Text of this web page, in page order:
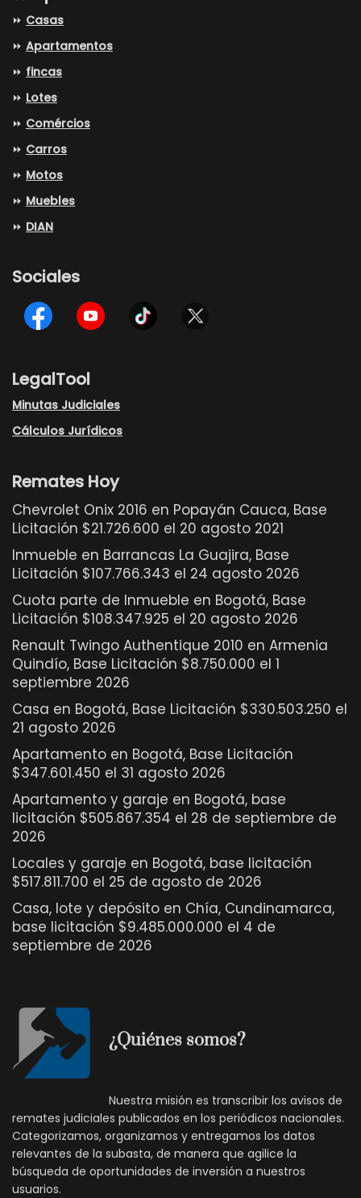
⏩ Casas
⏩ Apartamentos
⏩ fincas
⏩ Lotes
⏩ Comércios
⏩ Carros
⏩ Motos
⏩ Muebles
⏩ DIAN
Sociales
LegalTool
Minutas Judiciales
Cálculos Jurídicos
Remates Hoy
Chevrolet Onix 2016 en Popayán Cauca, Base
Licitación $21.726.600 el 20 agosto 2021
Inmueble en Barrancas La Guajira, Base
Licitación $107.766.343 el 24 agosto 2026
Cuota parte de Inmueble en Bogotá, Base
Licitación $108.347.925 el 20 agosto 2026
Renault Twingo Authentique 2010 en Armenia
Quindío, Base Licitación $8.750.000 el 1
septiembre 2026
Casa en Bogotá, Base Licitación $330.503.250 el
21 agosto 2026
Apartamento en Bogotá, Base Licitación
$347.601.450 el 31 agosto 2026
Apartamento y garaje en Bogotá, base
licitación $505.867.354 el 28 de septiembre de
2026
Locales y garaje en Bogotá, base licitación
$517.811.700 el 25 de agosto de 2026
Casa, lote y depósito en Chía, Cundinamarca,
base licitación $9.485.000.000 el 4 de
septiembre de 2026
¿Quiénes somos?
Nuestra misión es transcribir los avisos de
remates judiciales publicados en los periódicos nacionales.
Categorizamos, organizamos y entregamos los datos
relevantes de la subasta, de manera que agilice la
búsqueda de oportunidades de inversión a nuestros
usuarios.